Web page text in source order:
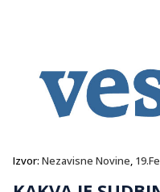
Izvor: Nezavisne Novine,